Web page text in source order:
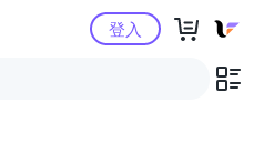
Yahoo購物中心登入